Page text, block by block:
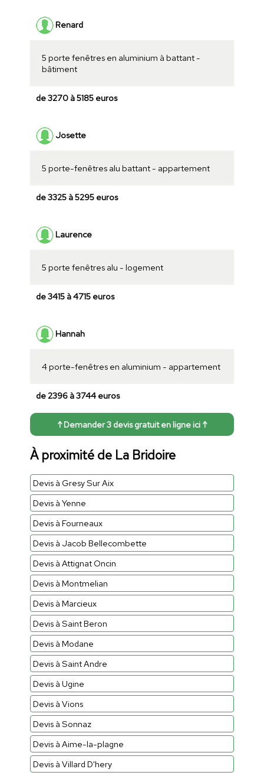
Renard
5 porte fenêtres en aluminium à battant -
bâtiment
de 3270 à 5185 euros
Josette
5 porte-fenêtres alu battant - appartement
de 3325 à 5295 euros
Laurence
5 porte fenêtres alu - logement
de 3415 à 4715 euros
Hannah
4 porte-fenêtres en aluminium - appartement
de 2396 à 3744 euros
↑ Demander 3 devis gratuit en ligne ici ↑
À proximité de La Bridoire
Devis à Gresy Sur Aix
Devis à Yenne
Devis à Fourneaux
Devis à Jacob Bellecombette
Devis à Attignat Oncin
Devis à Montmelian
Devis à Marcieux
Devis à Saint Beron
Devis à Modane
Devis à Saint Andre
Devis à Ugine
Devis à Vions
Devis à Sonnaz
Devis à Aime-la-plagne
Devis à Villard D'hery